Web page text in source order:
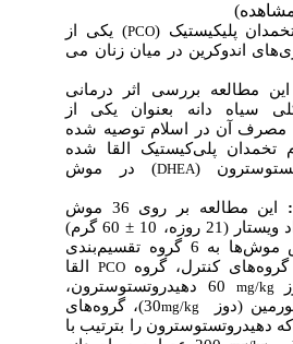
پلیکیستیک ( PCO) یکی از
های اندوکرین در میان زنان می
مطالعه بررسی اثر درمانی
سیاه دانه بعنوان یکی از
آن در اسلام توصیه شده
پلیکیستیک القا شده
(
DHEA) در موش
این مطالعه بر روی 36 موش
روزه، 10
±
60 گرم)
موشها به 6 گروه تقسیم
بندی
های کنترل، گروهPCO القا
mg/
60 دهیدروتستوسترون،
(دوز mg/kg30)، گروه
های
4، 5 و 6 که دهیدروتستوسترون را بترتیب با